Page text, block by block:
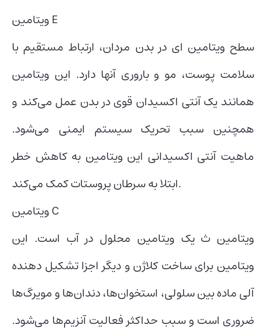
ویتامین E
سطح ویتامین ای در بدن مردان، ارتباط مستقیم با
سلامت پوست، مو و باروری آنها دارد. این ویتامین
همانند یک آنتی اکسیدان قوی در بدن عمل می‌کند و
همچنین سبب تحریک سیستم ایمنی می‌شود.
ماهیت آنتی اکسیدانی این ویتامین به کاهش خطر
ابتلا به سرطان پروستات کمک می‌کند.
ویتامین C
ویتامین ث یک ویتامین محلول در آب است. این
ویتامین برای ساخت کلاژن و دیگر اجزا تشکیل دهنده
آلی ماده بین سلولی، استخوان‌‌ها، دندان‌ها و مویرگ‌‌ها
ضروری است و سبب حداکثر فعالیت آنزیم‌ها می‌‌شود.